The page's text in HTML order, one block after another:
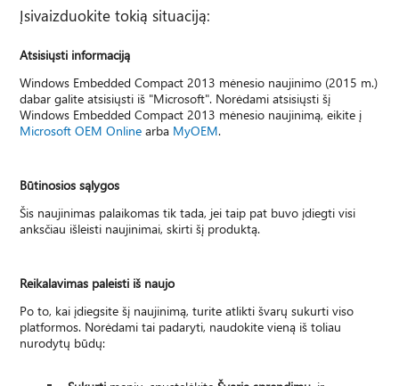
Įsivaizduokite tokią situaciją:
Atsisiųsti informaciją
Windows Embedded Compact 2013 mėnesio naujinimo (2015 m.)
dabar galite atsisiųsti iš "Microsoft". Norėdami atsisiųsti šį
Windows Embedded Compact 2013 mėnesio naujinimą, eikite į
Microsoft OEM Online arba MyOEM.
Būtinosios sąlygos
Šis naujinimas palaikomas tik tada, jei taip pat buvo įdiegti visi
anksčiau išleisti naujinimai, skirti šį produktą.
Reikalavimas paleisti iš naujo
Po to, kai įdiegsite šį naujinimą, turite atlikti švarų sukurti viso
platformos. Norėdami tai padaryti, naudokite vieną iš toliau
nurodytų būdų: